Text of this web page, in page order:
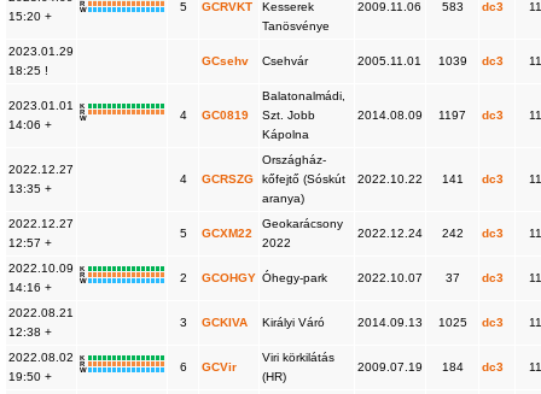
15:20 +
R
W
5 GCRVKT
Kesserek
Tanösvénye
2009.11.06 583 dc3
2023.01.29
18:25 !
GCsehv Csehvár 2005.11.01 1039 dc3
2023.01.01
14:06 +
K
R
W
4 GC0819
Balatonalmádi,
Szt. Jobb
Kápolna
2014.08.09 1197 dc3
2022.12.27
13:35 +
4 GCRSZG
Országház-
kőfejtő (Sóskút
aranya)
2022.10.22 141 dc3
2022.12.27
12:57 +
5 GCXM22
Geokarácsony
2022
2022.12.24 242 dc3
2022.10.09
14:16 +
K
R
W
2 GCOHGY Óhegy-park 2022.10.07 37 dc3
2022.08.21
12:38 +
3 GCKIVA Királyi Váró 2014.09.13 1025 dc3
2022.08.02
19:50 +
K
R
W
6 GCVir
Viri körkilátás
(HR)
2009.07.19 184 dc3